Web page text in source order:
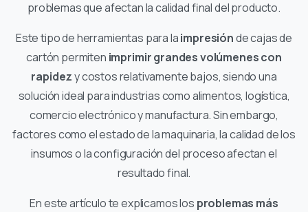
problemas que afectan la calidad final del producto.
Este tipo de herramientas para laimpresiónde cajas de
cartón permiten imprimir grandes volúmenes con
rapidezy costos relativamente bajos, siendo una
solución ideal para industrias como alimentos, logística,
comercio electrónico y manufactura. Sin embargo,
factores como el estado de la maquinaria, la calidad de los
insumos o la configuración del proceso afectan el
resultado final.
En este artículo te explicamos los problemas más